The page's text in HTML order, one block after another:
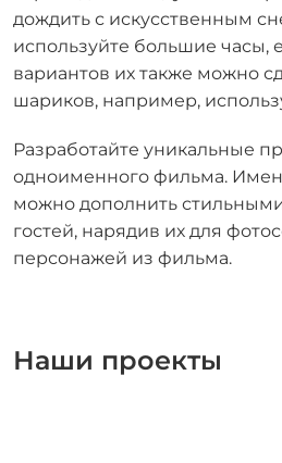
дождить с искусственным
используйте большие часы,
вариантов их также можно
шариков, например,
Разработайте уникальные
одноименного фильма.
можно дополнить
гостей, нарядив их для
персонажей из фильма.
Наши проекты